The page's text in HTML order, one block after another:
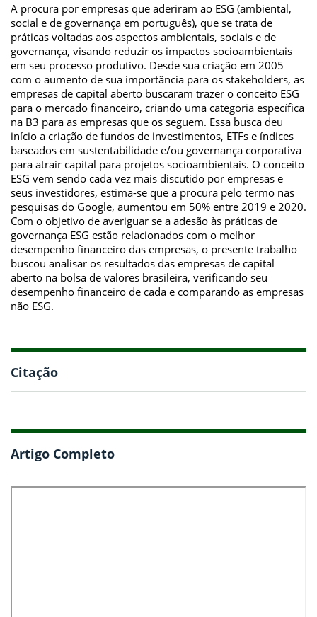
A procura por empresas que aderiram ao ESG (ambiental,
social e de governança em português), que se trata de
práticas voltadas aos aspectos ambientais, sociais e de
governança, visando reduzir os impactos socioambientais
em seu processo produtivo. Desde sua criação em 2005
com o aumento de sua importância para os stakeholders, as
empresas de capital aberto buscaram trazer o conceito ESG
para o mercado financeiro, criando uma categoria específica
na B3 para as empresas que os seguem. Essa busca deu
início a criação de fundos de investimentos, ETFs e índices
baseados em sustentabilidade e/ou governança corporativa
para atrair capital para projetos socioambientais. O conceito
ESG vem sendo cada vez mais discutido por empresas e
seus investidores, estima-se que a procura pelo termo nas
pesquisas do Google, aumentou em 50% entre 2019 e 2020.
Com o objetivo de averiguar se a adesão às práticas de
governança ESG estão relacionados com o melhor
desempenho financeiro das empresas, o presente trabalho
buscou analisar os resultados das empresas de capital
aberto na bolsa de valores brasileira, verificando seu
desempenho financeiro de cada e comparando as empresas
não ESG.
Citação
Artigo Completo